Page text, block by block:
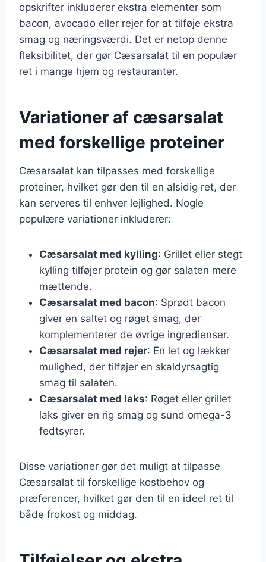
opskrifter inkluderer ekstra elementer som
bacon, avocado eller rejer for at tilføje ekstra
smag og næringsværdi. Det er netop denne
fleksibilitet, der gør Cæsarsalat til en populær
ret i mange hjem og restauranter.
Variationer af cæsarsalat
med forskellige proteiner
Cæsarsalat kan tilpasses med forskellige
proteiner, hvilket gør den til en alsidig ret, der
kan serveres til enhver lejlighed. Nogle
populære variationer inkluderer:
Cæsarsalat med kylling: Grillet eller stegt
kylling tilføjer protein og gør salaten mere
mættende.
Cæsarsalat med bacon: Sprødt bacon
giver en saltet og røget smag, der
komplementerer de øvrige ingredienser.
Cæsarsalat med rejer: En let og lækker
mulighed, der tilføjer en skaldyrsagtig
smag til salaten.
Cæsarsalat med laks: Røget eller grillet
laks giver en rig smag og sund omega-3
fedtsyrer.
Disse variationer gør det muligt at tilpasse
Cæsarsalat til forskellige kostbehov og
præferencer, hvilket gør den til en ideel ret til
både frokost og middag.